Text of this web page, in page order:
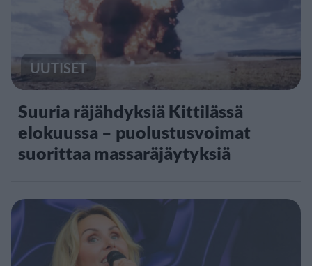
UUTISET
Suuria räjähdyksiä Kittilässä
elokuussa – puolustusvoimat
suorittaa massaräjäytyksiä